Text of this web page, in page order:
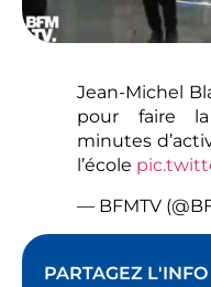
Jean-Michel
pour faire
minutes
l’école
— BFMTV
PARTAGEZ L'INFO